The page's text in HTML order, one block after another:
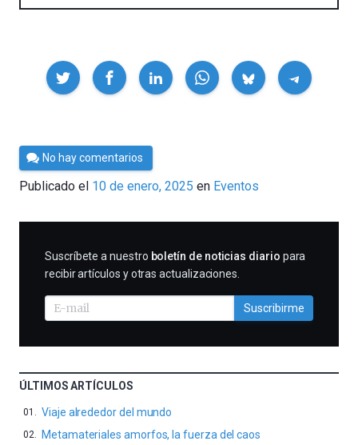
Compartir
Por
Cultura
Cientifica
No hay comentarios
Publicado el 10 de enero, 2025 en Eventos
SUSCRIBIRME
Suscríbete a nuestro boletín de noticias diario para
recibir artículos y otras actualizaciones.
Suscribirme
ÚLTIMOS ARTÍCULOS
Viaje alrededor del mundo
Metamateriales amorfos, la fuerza del caos